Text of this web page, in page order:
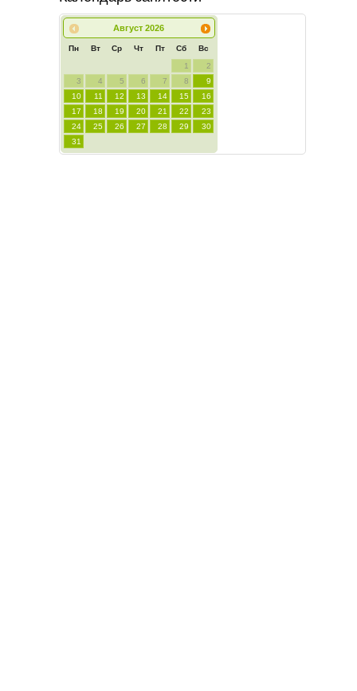
Август 2026
Пн Вт Ср Чт Пт Сб Вс
1
2
3
4 5 6 7 8
9
10
11 12 13 14 15
16
17
18 19 20 21 22
23
24
25 26 27 28 29
30
31